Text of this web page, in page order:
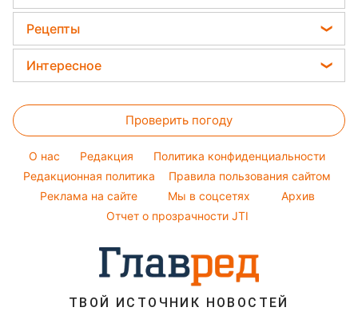
Новости Запорожья
Новости Днепра
Новости Тернополя
Новости Одессы
Новости Полтавы
Денежная помощь
Окрашивание волос
Красивый маникюр
Модные ошибки
Советы от Андре Тана
Филипп Киркоров
Елена Зеленская
Ани Лорак
Кейт Миддлтон
Максим Галкин
Настя Каменских
Виталий Козловский
София Ротару
Ольга Сумская
Рецепты
Праздничное меню
Закуски
Простые блюда
Легкие десерты
Напитки
Интересное
Тесты по картинке
Оптические иллюзии
Народные приметы
Все о шоу-бизнесе
Проверить погоду
O нас Редакция
Политика конфиденциальности
Редакционная политика
Правила пользования сайтом
Реклама на сайте
Мы в соцсетях
Архив
Отчет о прозрачности JTI
ТВОЙ ИСТОЧНИК НОВОСТЕЙ